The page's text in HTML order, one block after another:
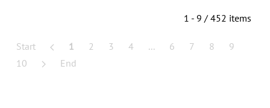
1 - 9 / 452 items
Start 1 2 3 4 ... 6 7 8
9
10
End